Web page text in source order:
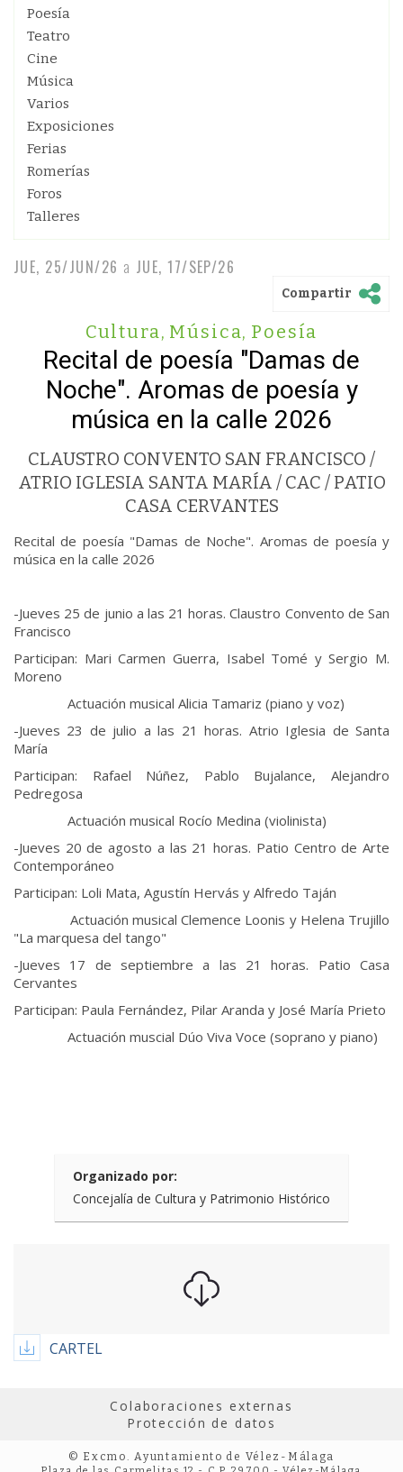
Poesía
Teatro
Cine
Música
Varios
Exposiciones
Ferias
Romerías
Foros
Talleres
JUE, 25/JUN/26 a JUE, 17/SEP/26
Compartir
Cultura, Música, Poesía
Recital de poesía "Damas de
Noche". Aromas de poesía y
música en la calle 2026
CLAUSTRO CONVENTO SAN FRANCISCO /
ATRIO IGLESIA SANTA MARÍA / CAC / PATIO
CASA CERVANTES
Recital de poesía "Damas de Noche". Aromas de poesía y
música en la calle 2026
-Jueves 25 de junio a las 21 horas. Claustro Convento de San
Francisco
Participan: Mari Carmen Guerra, Isabel Tomé y Sergio M.
Moreno
Actuación musical Alicia Tamariz (piano y voz)
-Jueves 23 de julio a las 21 horas. Atrio Iglesia de Santa
María
Participan: Rafael Núñez, Pablo Bujalance, Alejandro
Pedregosa
Actuación musical Rocío Medina (violinista)
-Jueves 20 de agosto a las 21 horas. Patio Centro de Arte
Contemporáneo
Participan: Loli Mata, Agustín Hervás y Alfredo Taján
Actuación musical Clemence Loonis y Helena Trujillo
"La marquesa del tango"
-Jueves 17 de septiembre a las 21 horas. Patio Casa
Cervantes
Participan: Paula Fernández, Pilar Aranda y José María Prieto
Actuación muscial Dúo Viva Voce (soprano y piano)
Organizado por:
Concejalía de Cultura y Patrimonio Histórico
CARTEL
Colaboraciones externas
Protección de datos
© Excmo. Ayuntamiento de Vélez-Málaga